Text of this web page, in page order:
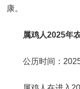
康。
属鸡人2025年
公历时间：2025